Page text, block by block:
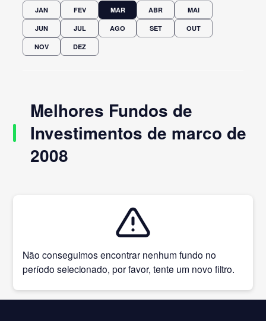
JAN FEV MAR ABR MAI
JUN JUL AGO SET OUT
NOV DEZ
Melhores Fundos de
Investimentos de marco de
2008
Não conseguimos encontrar nenhum fundo no
período selecionado, por favor, tente um novo filtro.